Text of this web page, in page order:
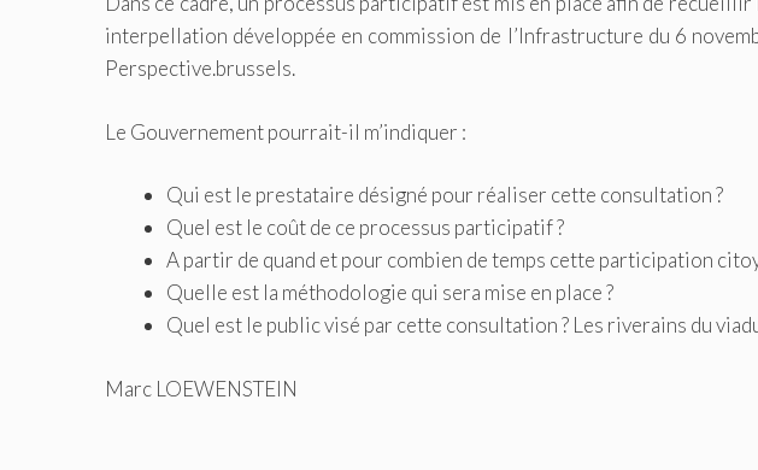
interpellation développée en commission de l’Infrastructure du 6
Perspective.brussels.
Le Gouvernement pourrait-il m’indiquer :
Qui est le prestataire désigné pour réaliser cette consultation ?
Quel est le coût de ce processus participatif ?
A partir de quand et pour combien de temps cette participation
Quelle est la méthodologie qui sera mise en place ?
Quel est le public visé par cette consultation ? Les riverains du
Marc LOEWENSTEIN